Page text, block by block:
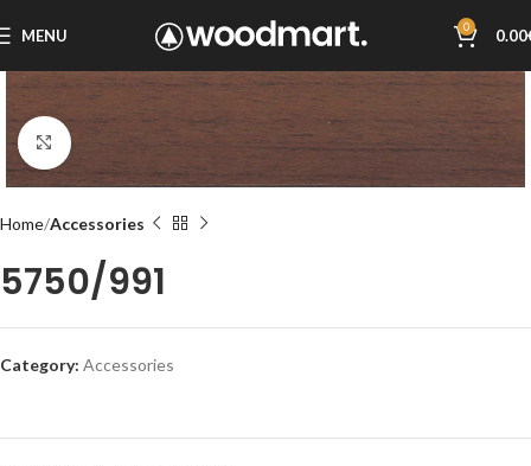
MENU 0 0.00
Click to enlarge
Home Accessories
5750/991
Category: Accessories